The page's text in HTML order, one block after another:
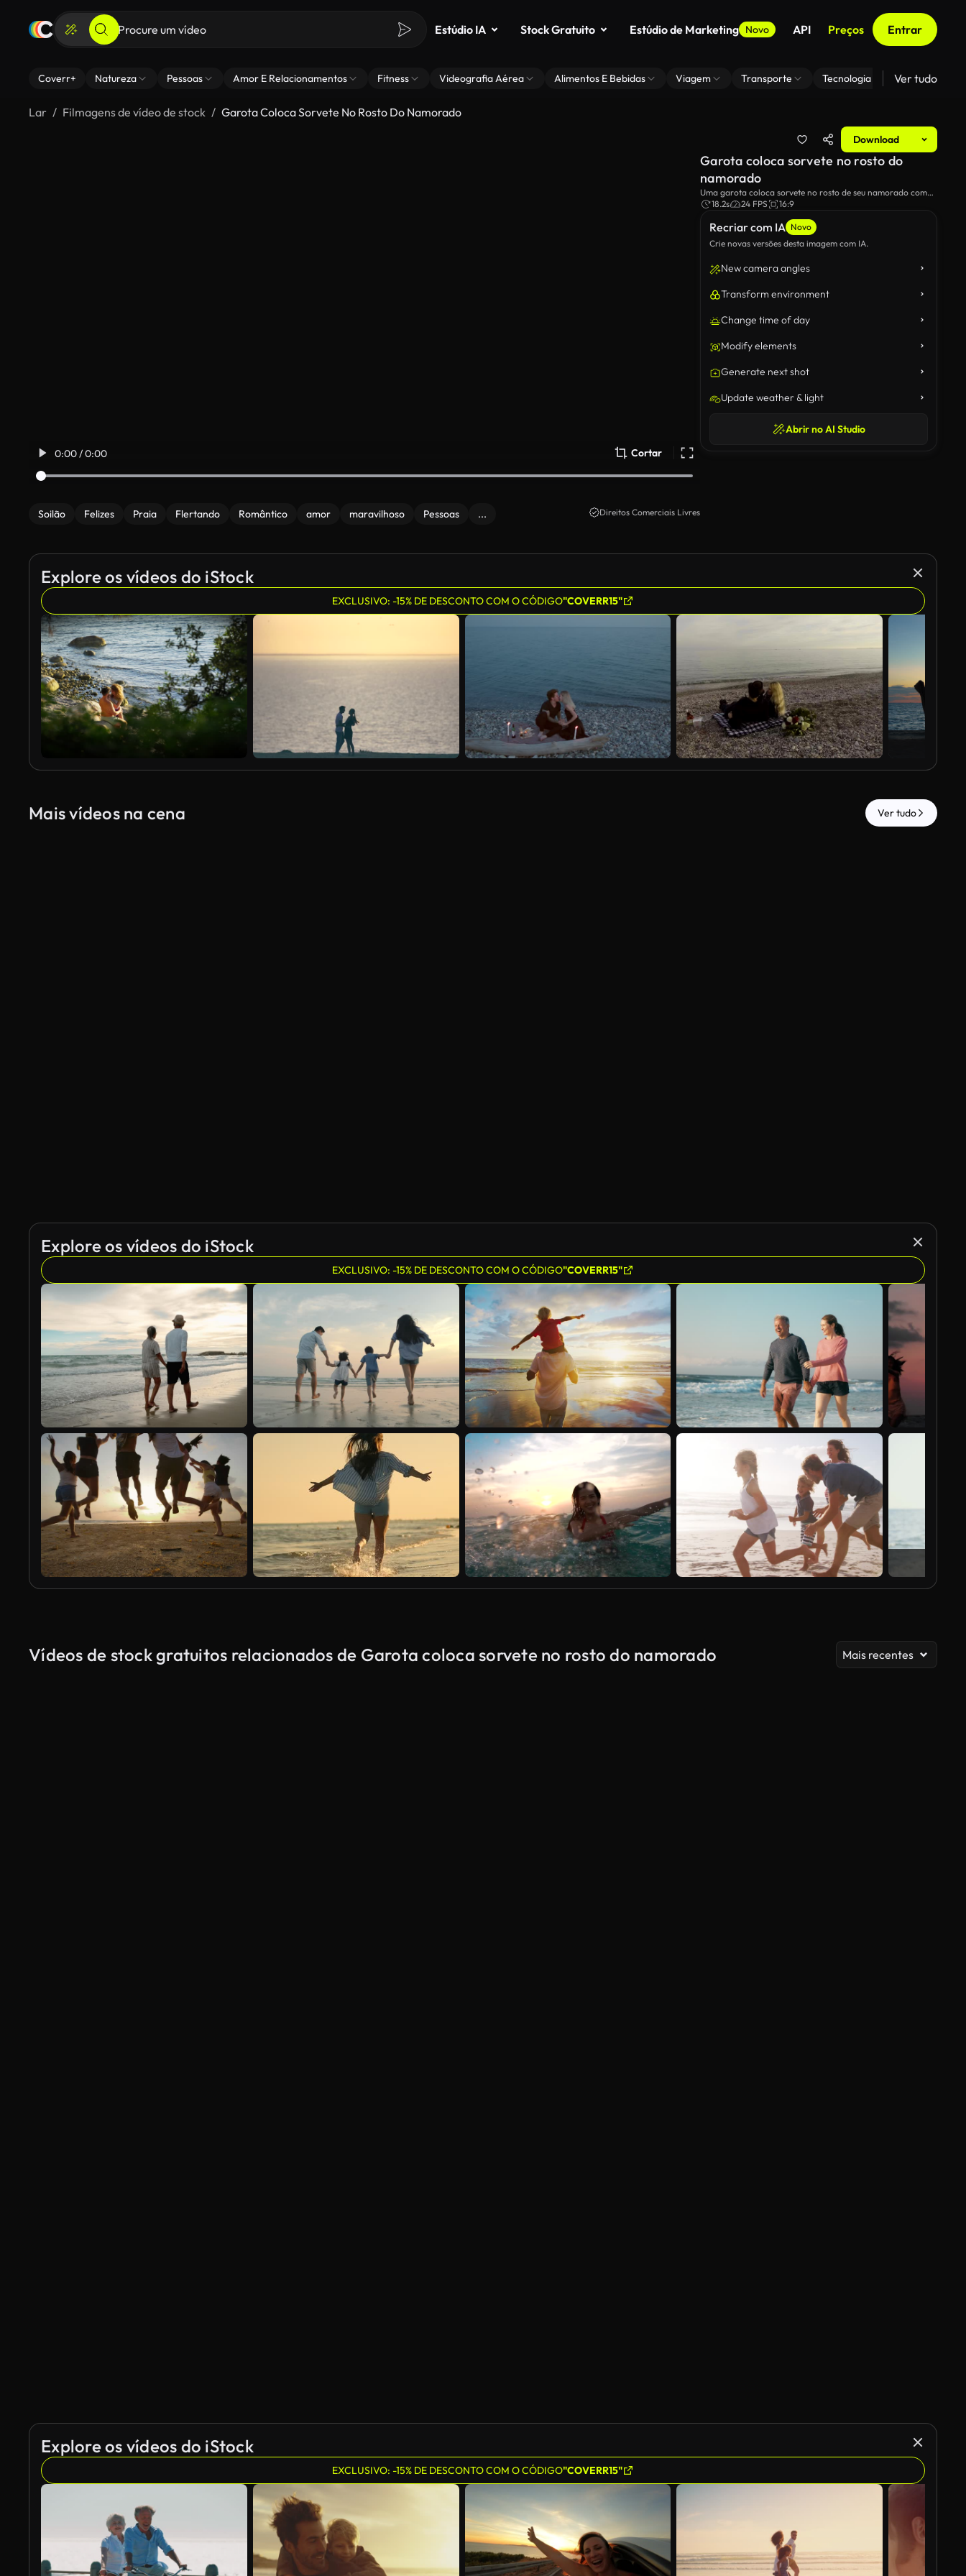
Estúdio IA Stock Gratuito Estúdio de Marketing Novo API Preços Entrar
Coverr+ Natureza Pessoas Amor E Relacionamentos Fitness Videografia Aérea Alimentos E Bebidas Viagem Transporte Tecnologia Zoom De
Ver tudo
Lar Filmagens de vídeo de stock Garota Coloca Sorvete No Rosto Do Namorado
Download
0:00 / 0:00 Cortar
Soilão Felizes Praia Flertando Romântico amor maravilhoso Pessoas ... Direitos Comerciais Livres
Recriar com IA Novo
Crie novas versões desta imagem com IA.
New camera angles
Transform environment
Change time of day
Modify elements
Generate next shot
Update weather & light
Abrir no AI Studio
Garota coloca sorvete no rosto do
namorado
Uma garota coloca sorvete no rosto de seu namorado como
uma piada.
18.2s 24 FPS 16:9
Explore os vídeos do iStock
EXCLUSIVO: -15% DE DESCONTO COM O CÓDIGO"COVERR15"
Mais vídeos na cena Ver tudo
Explore os vídeos do iStock
EXCLUSIVO: -15% DE DESCONTO COM O CÓDIGO"COVERR15"
Vídeos de stock gratuitos relacionados de Garota coloca sorvete no rosto do namorado Mais recentes
Explore os vídeos do iStock
EXCLUSIVO: -15% DE DESCONTO COM O CÓDIGO"COVERR15"